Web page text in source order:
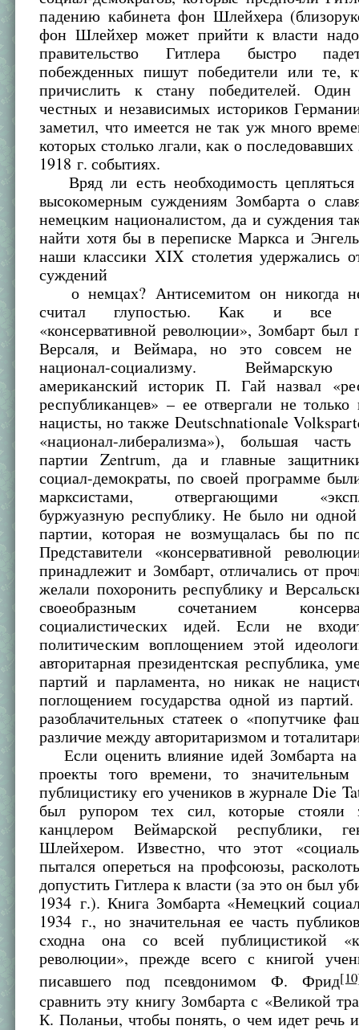
падению кабинета фон Шлейхера
фон Шлейхер может прийти к власти
правительство Гитлера быстро
побежденных пишут победители или те,
причислить к стану победителей.
честных и независимых историков
заметил, что имеется не так уж много
которых столько лгали, как о
1918 г. событиях.
Вряд ли есть необходимость
высокомерным суждениям Зомбарта о
немецким националистом, да и суждения
найти хотя бы в переписке Маркса и
наши классики XIX столетия удержались
суждений
о немцах? Антисемитом он никогда
считал глупостью. Как и все
«консервативной революции», Зомбарт был
Версаля, и Веймара, но это совсем не
национал-социализму. Веймарскую
американский историк П. Гай назвал
республиканцев» – ее отвергали не
нацисты, но также Deutschnationale
«национал-либерализма»), большая часть
партии Zentrum, да и главные
социал-демократы, по своей программе
марксистами, отвергающими
буржуазную республику. Не было ни одной
партии, которая не возмущалась бы по
Представители «консервативной
принадлежит и Зомбарт, отличались от
желали похоронить республику и
своеобразным сочетанием
социалистических идей. Если не
политическим воплощением этой
авторитарная президентская республика,
партий и парламента, но никак не
поглощением государства одной из
разоблачительных статеек о «попутчике
различие между авторитаризмом и
Если оценить влияние идей Зомбарта на
проекты того времени, то
публицистику его учеников в журнале Die
был рупором тех сил, которые стояли
канцлером Веймарской республики,
Шлейхером. Известно, что этот
пытался опереться на профсоюзы,
допустить Гитлера к власти (за это он был
1934 г.). Книга Зомбарта «Немецкий
1934 г., но значительная ее часть
сходна она со всей публицистикой
революции», прежде всего с книгой
писавшего под псевдонимом Ф. Фрид
сравнить эту книгу Зомбарта с «Великой
К. Поланьи, чтобы понять, о чем идет речь и